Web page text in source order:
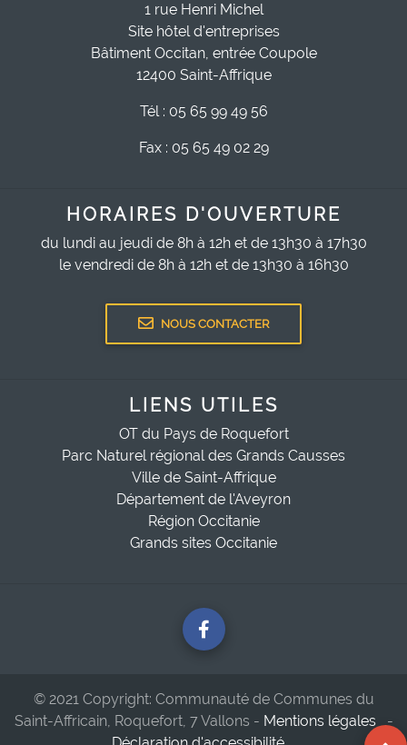
1 rue Henri Michel
Site hôtel d'entreprises
Bâtiment Occitan, entrée Coupole
12400 Saint-Affrique
Tél : 05 65 99 49 56
Fax : 05 65 49 02 29
HORAIRES D'OUVERTURE
du lundi au jeudi de 8h à 12h et de 13h30 à 17h30
le vendredi de 8h à 12h et de 13h30 à 16h30
NOUS CONTACTER
LIENS UTILES
OT du Pays de Roquefort
Parc Naturel régional des Grands Causses
Ville de Saint-Affrique
Département de l'Aveyron
Région Occitanie
Grands sites Occitanie
© 2021 Copyright: Communauté de Communes du
Saint-Affricain, Roquefort, 7 Vallons - Mentions légales-